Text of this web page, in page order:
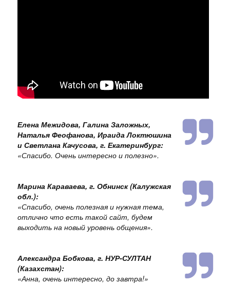
Елена Межидова, Галина Заложных,
Наталья Феофанова, Ираида Локтюшина
и Светлана Качусова, г. Екатеринбург:
«Спасибо. Очень интересно и полезно».
Марина Караваева, г. Обнинск (Калужская
обл.):
«Спасибо, очень полезная и нужная тема,
отлично что есть такой сайт, будем
выходить на новый уровень общения».
Александра Бобкова, г. НУР-СУЛТАН
(Казахстан):
«Анна, очень интересно, до завтра!»